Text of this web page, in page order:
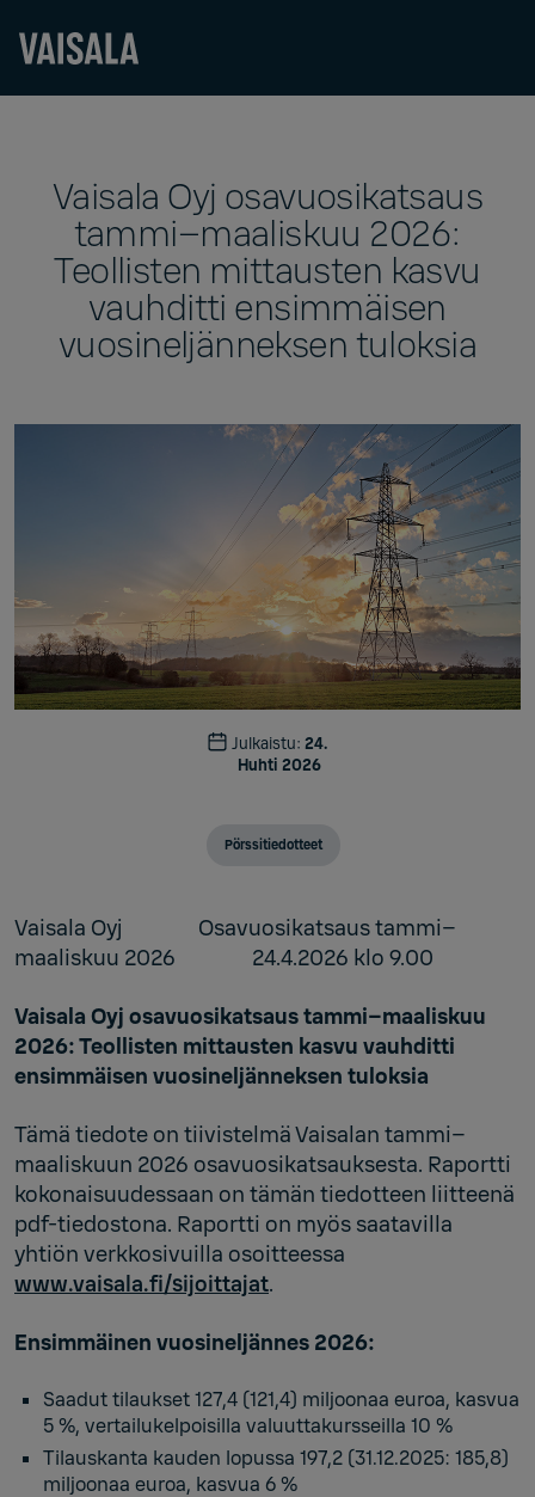
Vaisala Oyj osavuosikatsaus
tammi–maaliskuu 2026:
Teollisten mittausten kasvu
vauhditti ensimmäisen
vuosineljänneksen tuloksia
Julkaistu: 24.
Huhti 2026
Pörssitiedotteet
Vaisala Oyj Osavuosikatsaus tammi–
maaliskuu 2026 24.4.2026 klo 9.00
Vaisala Oyj osavuosikatsaus tammi–maaliskuu
2026: Teollisten mittausten kasvu vauhditti
ensimmäisen vuosineljänneksen tuloksia
Tämä tiedote on tiivistelmä Vaisalan tammi–
maaliskuun 2026 osavuosikatsauksesta. Raportti
kokonaisuudessaan on tämän tiedotteen liitteenä
pdf-tiedostona. Raportti on myös saatavilla
yhtiön verkkosivuilla osoitteessa
www.vaisala.fi/sijoittajat.
Ensimmäinen vuosineljännes 2026:
Saadut tilaukset 127,4 (121,4) miljoonaa euroa, kasvua
5 %, vertailukelpoisilla valuuttakursseilla 10 %
Tilauskanta kauden lopussa 197,2 (31.12.2025: 185,8)
miljoonaa euroa, kasvua 6 %